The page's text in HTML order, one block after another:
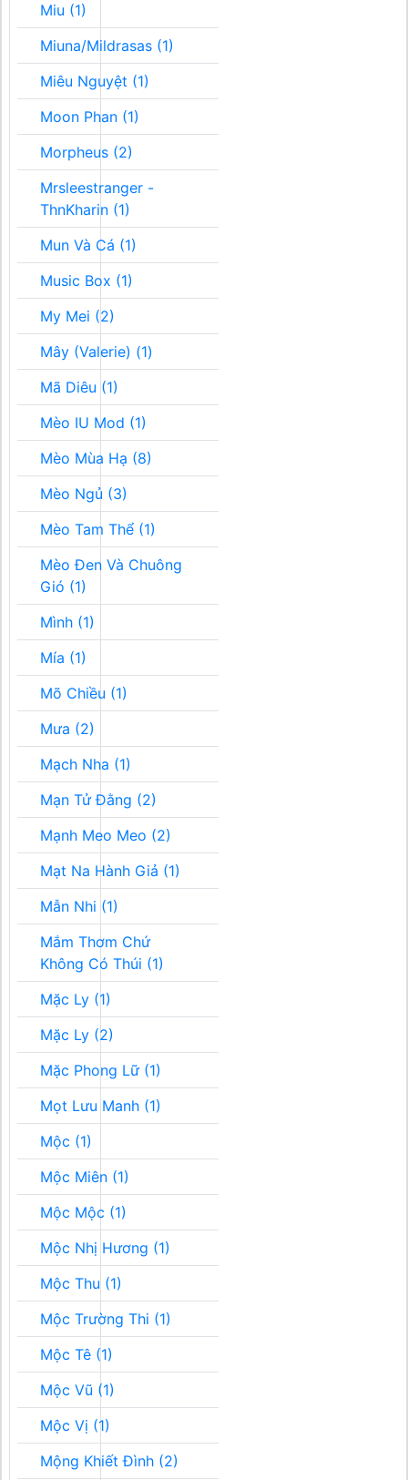
Miu (1)
Miuna/Mildrasas (1)
Miêu Nguyệt (1)
Moon Phan (1)
Morpheus (2)
Mrsleestranger -
ThnKharin (1)
Mun Và Cá (1)
Music Box (1)
My Mei (2)
Mây (Valerie) (1)
Mã Diêu (1)
Mèo IU Mod (1)
Mèo Mùa Hạ (8)
Mèo Ngủ (3)
Mèo Tam Thể (1)
Mèo Đen Và Chuông
Gió (1)
Mình (1)
Mía (1)
Mõ Chiều (1)
Mưa (2)
Mạch Nha (1)
Mạn Tử Đằng (2)
Mạnh Meo Meo (2)
Mạt Na Hành Giả (1)
Mẫn Nhi (1)
Mắm Thơm Chứ
Không Có Thúi (1)
Mặc Ly (1)
Mặc Ly (2)
Mặc Phong Lữ (1)
Mọt Lưu Manh (1)
Mộc (1)
Mộc Miên (1)
Mộc Mộc (1)
Mộc Nhị Hương (1)
Mộc Thu (1)
Mộc Trường Thi (1)
Mộc Tê (1)
Mộc Vũ (1)
Mộc Vị (1)
Mộng Khiết Đình (2)